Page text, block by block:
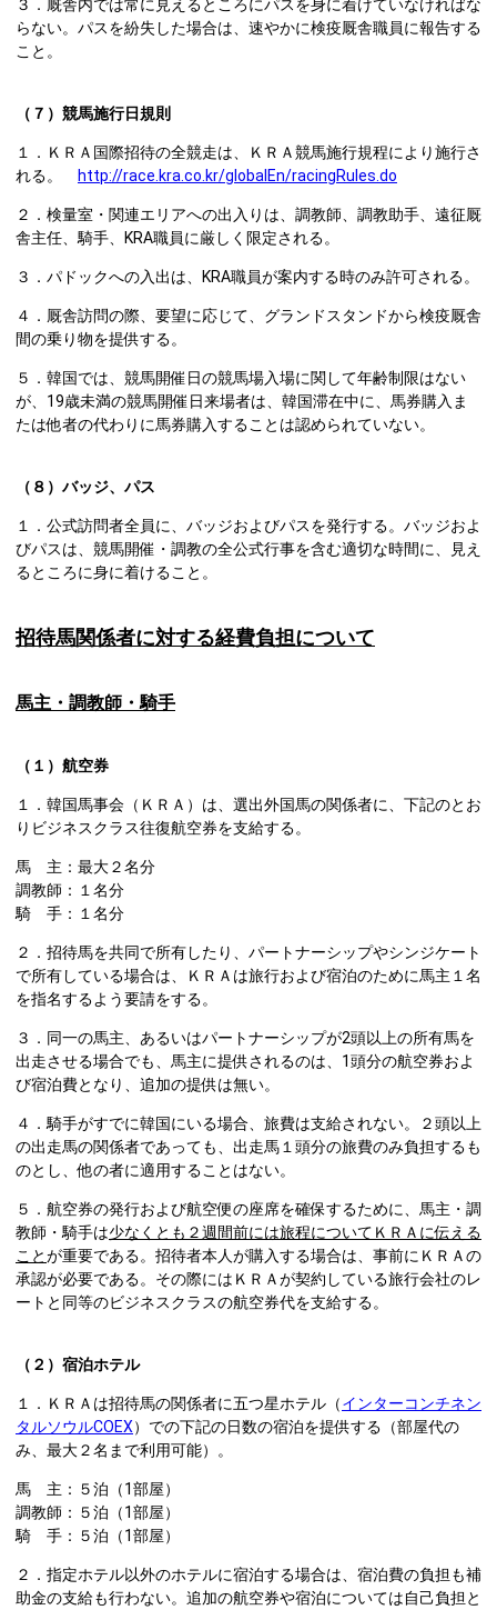
３．厩舎内では常に見えるところにパスを身に着けていなければな
らない。パスを紛失した場合は、速やかに検疫厩舎職員に報告する
こと。
（７）競馬施行日規則
１．ＫＲＡ国際招待の全競走は、ＫＲＡ競馬施行規程により施行さ
れる。
http://race.kra.co.kr/globalEn/racingRules.do
２．検量室・関連エリアへの出入りは、調教師、調教助手、遠征厩
舎主任、騎手、KRA職員に厳しく限定される。
３．パドックへの入出は、KRA職員が案内する時のみ許可される。
４．厩舎訪問の際、要望に応じて、グランドスタンドから検疫厩舎
間の乗り物を提供する。
５．韓国では、競馬開催日の競馬場入場に関して年齢制限はない
が、19歳未満の競馬開催日来場者は、韓国滞在中に、馬券購入ま
たは他者の代わりに馬券購入することは認められていない。
（８）バッジ、パス
１．公式訪問者全員に、バッジおよびパスを発行する。バッジおよ
びパスは、競馬開催・調教の全公式行事を含む適切な時間に、見え
るところに身に着けること。
招待馬関係者に対する経費負担について
馬主・調教師・騎手
（１）航空券
１．韓国馬事会（ＫＲＡ）は、選出外国馬の関係者に、下記のとお
りビジネスクラス往復航空券を支給する。
馬 主：最大２名分
調教師：１名分
騎 手：１名分
２．招待馬を共同で所有したり、パートナーシップやシンジケート
で所有している場合は、ＫＲＡは旅行および宿泊のために馬主１名
を指名するよう要請をする。
３．同一の馬主、あるいはパートナーシップが2頭以上の所有馬を
出走させる場合でも、馬主に提供されるのは、1頭分の航空券およ
び宿泊費となり、追加の提供は無い。
４．騎手がすでに韓国にいる場合、旅費は支給されない。２頭以上
の出走馬の関係者であっても、出走馬１頭分の旅費のみ負担するも
のとし、他の者に適用することはない。
５．航空券の発行および航空便の座席を確保するために、馬主・調
教師・騎手は少なくとも２週間前には旅程についてＫＲＡに伝える
ことが重要である。招待者本人が購入する場合は、事前にＫＲＡの
承認が必要である。その際にはＫＲＡが契約している旅行会社のレ
ートと同等のビジネスクラスの航空券代を支給する。
（２）宿泊ホテル
１．ＫＲＡは招待馬の関係者に五つ星ホテル（インターコンチネン
タルソウルCOEX）での下記の日数の宿泊を提供する（部屋代の
み、最大２名まで利用可能）。
馬 主：５泊（1部屋）
調教師：５泊（1部屋）
騎 手：５泊（1部屋）
２．指定ホテル以外のホテルに宿泊する場合は、宿泊費の負担も補
助金の支給も行わない。追加の航空券や宿泊については自己負担と